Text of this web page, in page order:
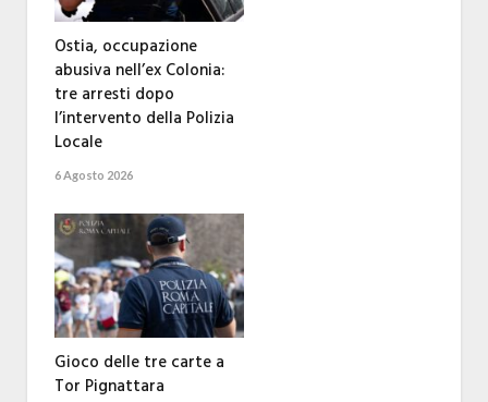
Ostia, occupazione
abusiva nell’ex Colonia:
tre arresti dopo
l’intervento della Polizia
Locale
6 Agosto 2026
Gioco delle tre carte a
Tor Pignattara